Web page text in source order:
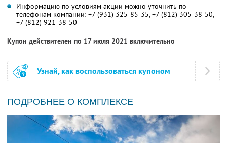
Информацию по условиям акции можно уточнить по
телефонам компании: +7 (931) 325-85-35, +7 (812) 305-38-50,
+7 (812) 921-38-50
Купон действителен по 17 июля 2021 включительно
Узнай, как воспользоваться купоном
ПОДРОБНЕЕ О КОМПЛЕКСЕ